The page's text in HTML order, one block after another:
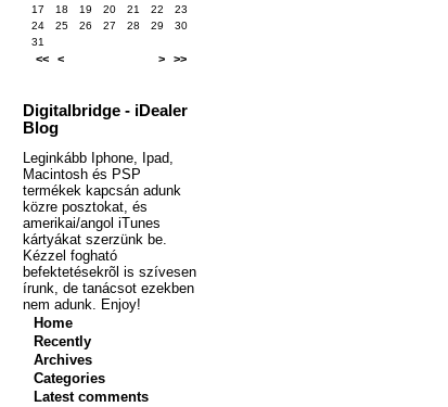
<< < > >>
17
18 19 20 21 22
23
24
25 26 27 28 29
30
31
Digitalbridge - iDealer
Blog
Leginkább Iphone, Ipad,
Macintosh és PSP
termékek kapcsán adunk
közre posztokat, és
amerikai/angol iTunes
kártyákat szerzünk be.
Kézzel fogható
befektetésekrõl is szívesen
írunk, de tanácsot ezekben
nem adunk. Enjoy!
Home
Recently
Archives
Categories
Latest comments